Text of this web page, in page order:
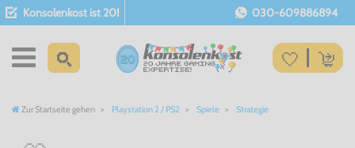
Konsolenkost ist 20! 030-609886894
Zur Startseite gehen Playstation 2 / PS2 Spiele Strategie